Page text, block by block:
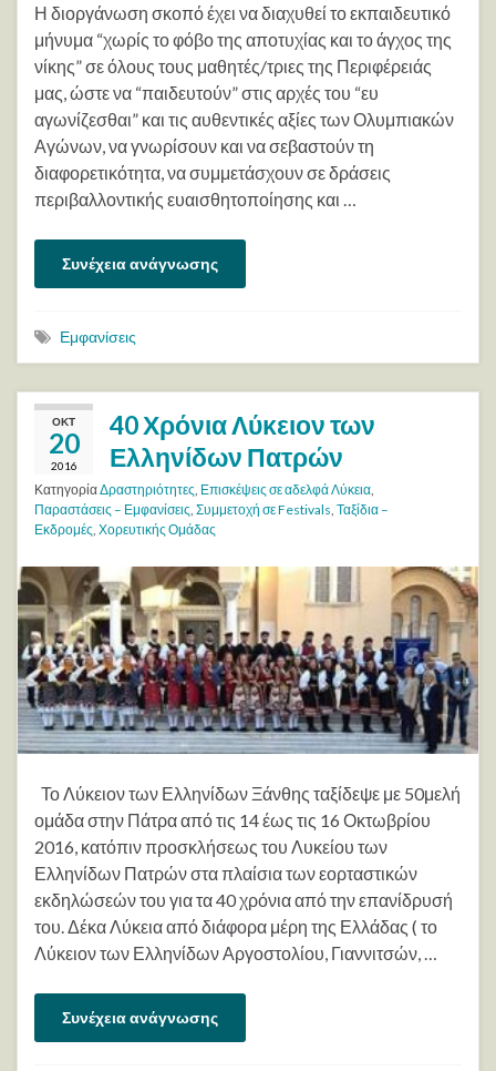
Η διοργάνωση σκοπό έχει να διαχυθεί το εκπαιδευτικό
μήνυμα “χωρίς το φόβο της αποτυχίας και το άγχος της
νίκης” σε όλους τους μαθητές/τριες της Περιφέρειάς
μας, ώστε να “παιδευτούν” στις αρχές του “ευ
αγωνίζεσθαι” και τις αυθεντικές αξίες των Ολυμπιακών
Αγώνων, να γνωρίσουν και να σεβαστούν τη
διαφορετικότητα, να συμμετάσχουν σε δράσεις
περιβαλλοντικής ευαισθητοποίησης και …
Συνέχεια ανάγνωσης
Εμφανίσεις
ΟΚΤ
20
2016
40 Χρόνια Λύκειον των
Ελληνίδων Πατρών
ΚατηγορίαΔραστηριότητες Επισκέψεις σε αδελφά Λύκεια
Παραστάσεις – Εμφανίσεις Συμμετοχή σε Festivals Ταξίδια –
Εκδρομές Χορευτικής Ομάδας
Το Λύκειον των Ελληνίδων Ξάνθης ταξίδεψε με 50μελή
ομάδα στην Πάτρα από τις 14 έως τις 16 Οκτωβρίου
2016, κατόπιν προσκλήσεως του Λυκείου των
Ελληνίδων Πατρών στα πλαίσια των εορταστικών
εκδηλώσεών του για τα 40 χρόνια από την επανίδρυσή
του. Δέκα Λύκεια από διάφορα μέρη της Ελλάδας ( το
Λύκειον των Ελληνίδων Αργοστολίου, Γιαννιτσών, …
Συνέχεια ανάγνωσης